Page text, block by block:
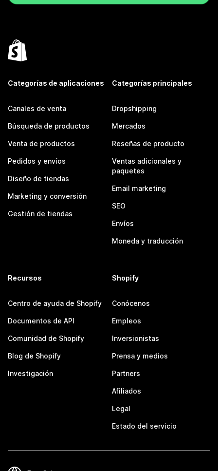
Categorías de aplicaciones
Canales de venta
Búsqueda de productos
Venta de productos
Pedidos y envíos
Diseño de tiendas
Marketing y conversión
Gestión de tiendas
Categorías principales
Dropshipping
Mercados
Reseñas de producto
Ventas adicionales y
paquetes
Email marketing
SEO
Envíos
Moneda y traducción
Recursos
Centro de ayuda de Shopify
Documentos de API
Comunidad de Shopify
Blog de Shopify
Investigación
Shopify
Conócenos
Empleos
Inversionistas
Prensa y medios
Partners
Afiliados
Legal
Estado del servicio